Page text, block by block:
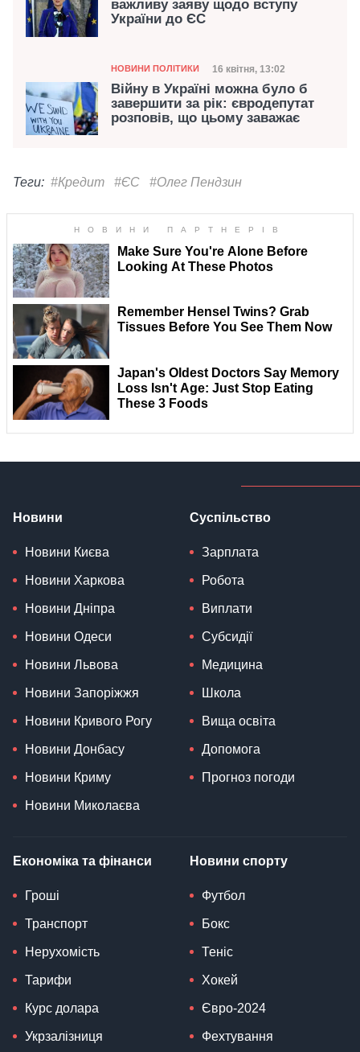
важливу заяву щодо вступу
України до ЄС
Категорія
НОВИНИ ПОЛІТИКИ Дата публікації
16 квітня, 13:02
Війну в Україні можна було б
завершити за рік: євродепутат
розповів, що цьому заважає
Теги: #Кредит #ЄС #Олег Пендзин
Новини
Новини Києва
Новини Харкова
Новини Дніпра
Новини Одеси
Новини Львова
Новини Запоріжжя
Новини Кривого Рогу
Новини Донбасу
Новини Криму
Новини Миколаєва
Суспільство
Зарплата
Робота
Виплати
Субсидії
Медицина
Школа
Вища освіта
Допомога
Прогноз погоди
Економіка та фінанси
Гроші
Транспорт
Нерухомість
Тарифи
Курс долара
Укрзалізниця
Новини спорту
Футбол
Бокс
Теніс
Хокей
Євро-2024
Фехтування